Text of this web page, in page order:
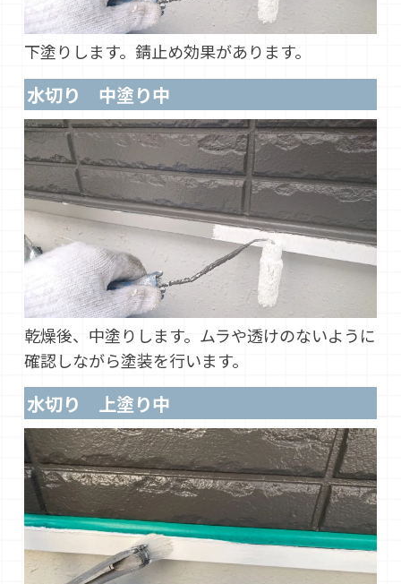
下塗りします。錆止め効果があります。
水切り 中塗り中
乾燥後、中塗りします。ムラや透けのないように
確認しながら塗装を行います。
水切り 上塗り中